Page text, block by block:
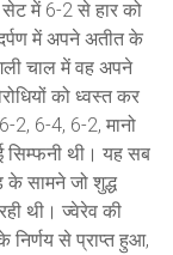
में 6-2 से हार को
में अपने अतीत के
चाल में वह अपने
को ध्वस्त कर
2, 6-4, 6-2, मानो
सिम्फनी थी। यह सब
के सामने जो शुद्ध
थी। ज्वेरेव की
निर्णय से प्राप्त हुआ,